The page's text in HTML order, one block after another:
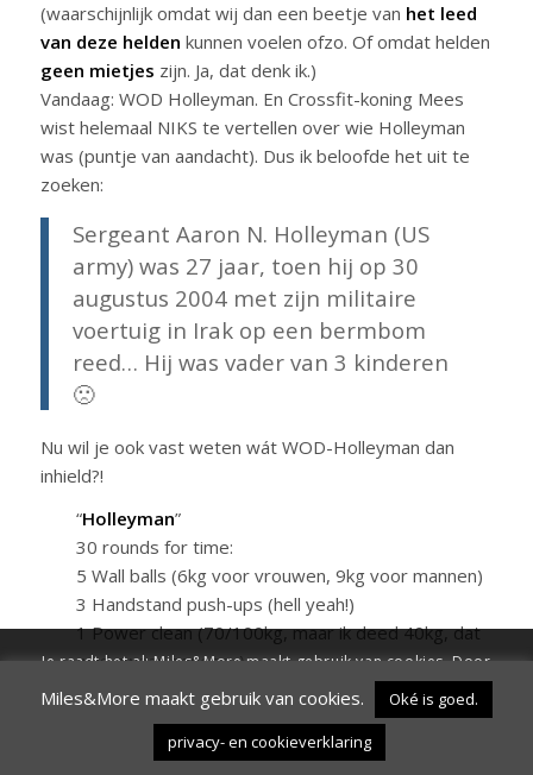
(waarschijnlijk omdat wij dan een beetje van het leed
van deze helden kunnen voelen ofzo. Of omdat helden
geen mietjes zijn. Ja, dat denk ik.)
Vandaag: WOD Holleyman. En Crossfit-koning Mees
wist helemaal NIKS te vertellen over wie Holleyman
was (puntje van aandacht). Dus ik beloofde het uit te
zoeken:
Sergeant Aaron N. Holleyman (US
army) was 27 jaar, toen hij op 30
augustus 2004 met zijn militaire
voertuig in Irak op een bermbom
reed… Hij was vader van 3 kinderen
🙁
Nu wil je ook vast weten wát WOD-Holleyman dan
inhield?!
“Holleyman”
30 rounds for time:
5 Wall balls (6kg voor vrouwen, 9kg voor mannen)
3 Handstand push-ups (hell yeah!)
1 Power clean (70/100kg, maar ik deed 40kg, dat
was zwaar genoeg..)
Dertig rondes dus. Heavy shit.
Je raadt het al: Miles&More maakt gebruik van cookies. Door
verder te surfen op de site ga je hiermee akkoord
Oké is goed.
Wil ik niet. Instellingen
Miles&More maakt gebruik van cookies.
Oké is goed.
privacy- en cookieverklaring